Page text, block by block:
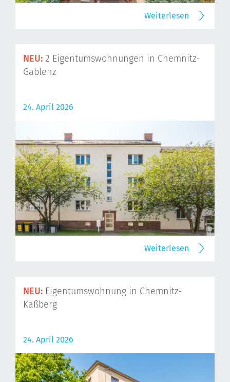
Weiterlesen
NEU: 2 Eigentumswohnungen in Chemnitz-
Gablenz
24. April 2026
Weiterlesen
NEU: Eigentumswohnung in Chemnitz-
Kaßberg
24. April 2026